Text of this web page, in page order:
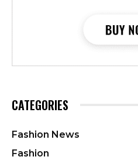
CATEGORIES
Fashion News
Fashion